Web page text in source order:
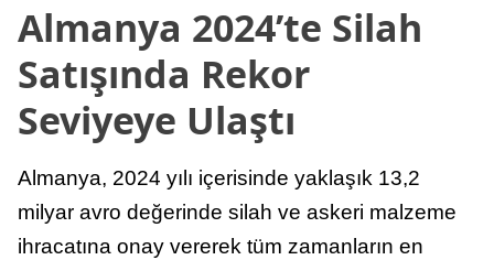
Almanya 2024’te Silah
Satışında Rekor
Seviyeye Ulaştı
Almanya, 2024 yılı içerisinde yaklaşık 13,2
milyar avro değerinde silah ve askeri malzeme
ihracatına onay vererek tüm zamanların en